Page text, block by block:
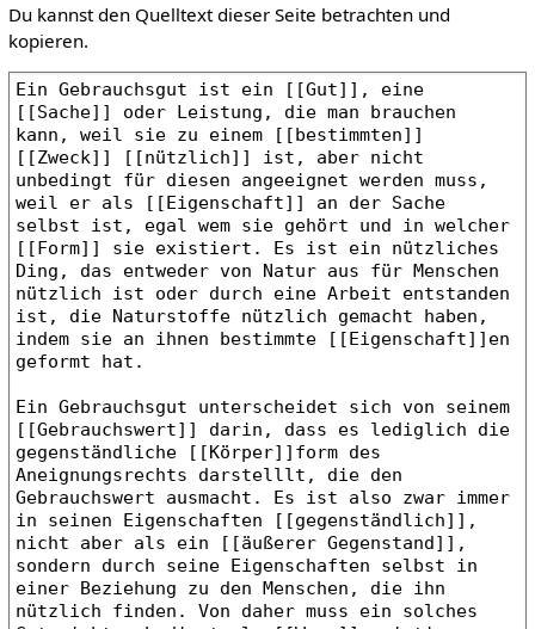
Du kannst den Quelltext dieser Seite betrachten und
kopieren.